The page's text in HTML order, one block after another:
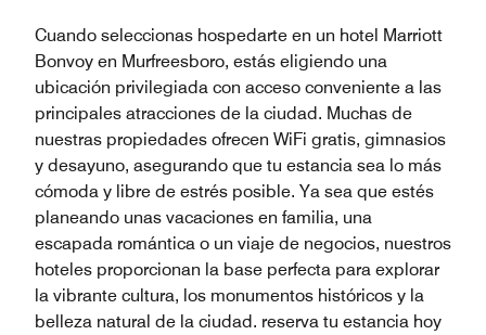
Cuando seleccionas hospedarte en un hotel Marriott
Bonvoy en Murfreesboro, estás eligiendo una
ubicación privilegiada con acceso conveniente a las
principales atracciones de la ciudad. Muchas de
nuestras propiedades ofrecen WiFi gratis, gimnasios
y desayuno, asegurando que tu estancia sea lo más
cómoda y libre de estrés posible. Ya sea que estés
planeando unas vacaciones en familia, una
escapada romántica o un viaje de negocios, nuestros
hoteles proporcionan la base perfecta para explorar
la vibrante cultura, los monumentos históricos y la
belleza natural de la ciudad. reserva tu estancia hoy